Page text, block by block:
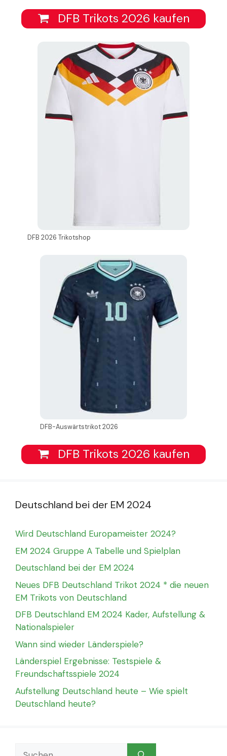
DFB Trikots 2026 kaufen
DFB 2026 Trikotshop
DFB-Auswärtstrikot 2026
DFB Trikots 2026 kaufen
Deutschland bei der EM 2024
Wird Deutschland Europameister 2024?
EM 2024 Gruppe A Tabelle und Spielplan
Deutschland bei der EM 2024
Neues DFB Deutschland Trikot 2024 * die neuen
EM Trikots von Deutschland
DFB Deutschland EM 2024 Kader, Aufstellung &
Nationalspieler
Wann sind wieder Länderspiele?
Länderspiel Ergebnisse: Testspiele &
Freundschaftsspiele 2024
Aufstellung Deutschland heute – Wie spielt
Deutschland heute?
Suchen